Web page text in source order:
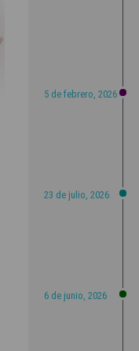
5 de febrero, 2026
23 de julio, 2026
6 de junio, 2026